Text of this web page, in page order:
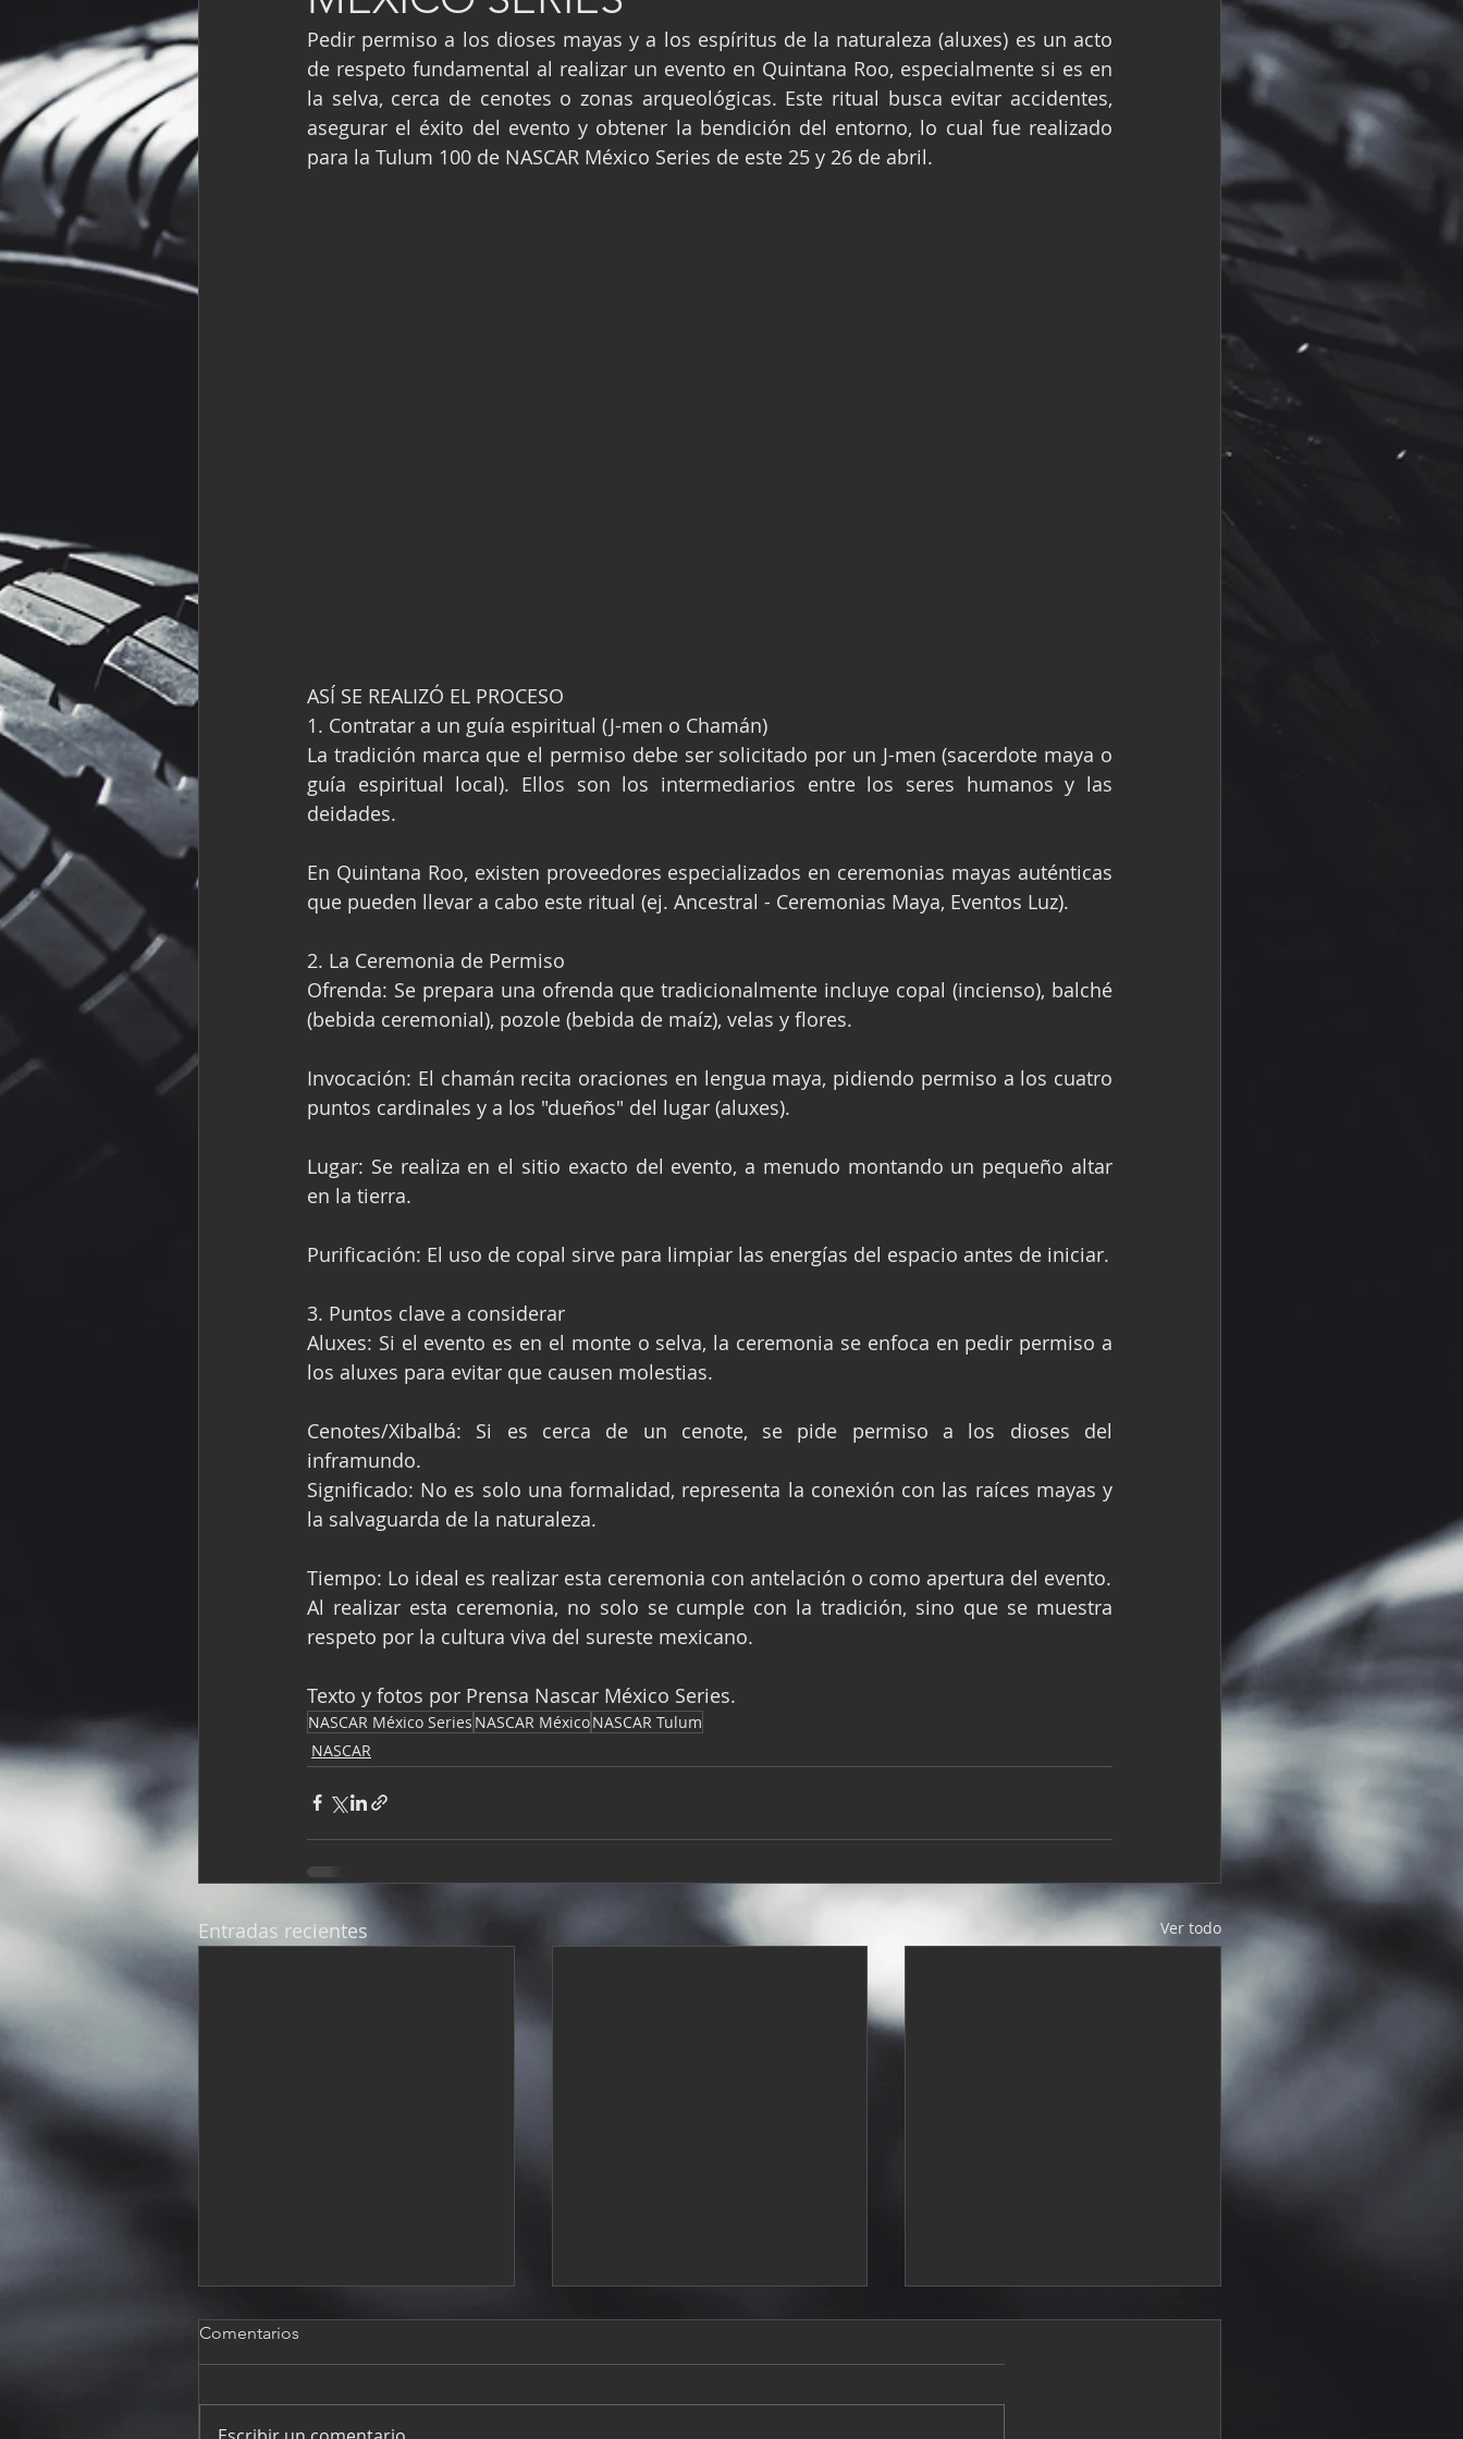
NASCAR México
Pedir permiso a los dioses mayas y a los espíritus de la naturaleza (aluxes) es un acto
de respeto fundamental al realizar un evento en Quintana Roo, especialmente si es en
la selva, cerca de cenotes o zonas arqueológicas. Este ritual busca evitar accidentes,
asegurar el éxito del evento y obtener la bendición del entorno, lo cual fue realizado
para la Tulum 100 de NASCAR México Series de este 25 y 26 de abril.
ASÍ SE REALIZÓ EL PROCESO
1. Contratar a un guía espiritual (J-men o Chamán)
La tradición marca que el permiso debe ser solicitado por un J-men (sacerdote maya o
guía espiritual local). Ellos son los intermediarios entre los seres humanos y las
deidades.
En Quintana Roo, existen proveedores especializados en ceremonias mayas auténticas
que pueden llevar a cabo este ritual (ej. Ancestral - Ceremonias Maya, Eventos Luz).
2. La Ceremonia de Permiso
Ofrenda: Se prepara una ofrenda que tradicionalmente incluye copal (incienso), balché
(bebida ceremonial), pozole (bebida de maíz), velas y flores.
Invocación: El chamán recita oraciones en lengua maya, pidiendo permiso a los cuatro
puntos cardinales y a los "dueños" del lugar (aluxes).
Lugar: Se realiza en el sitio exacto del evento, a menudo montando un pequeño altar
en la tierra.
Purificación: El uso de copal sirve para limpiar las energías del espacio antes de iniciar.
3. Puntos clave a considerar
Aluxes: Si el evento es en el monte o selva, la ceremonia se enfoca en pedir permiso a
los aluxes para evitar que causen molestias.
Cenotes/Xibalbá: Si es cerca de un cenote, se pide permiso a los dioses del
inframundo.
Significado: No es solo una formalidad, representa la conexión con las raíces mayas y
la salvaguarda de la naturaleza.
Tiempo: Lo ideal es realizar esta ceremonia con antelación o como apertura del evento.
Al realizar esta ceremonia, no solo se cumple con la tradición, sino que se muestra
respeto por la cultura viva del sureste mexicano.
Texto y fotos por Prensa Nascar México Series.
NASCAR México Series NASCAR MéxicoNASCAR Tulum
NASCAR
Entradas recientes Ver todo
Comentarios